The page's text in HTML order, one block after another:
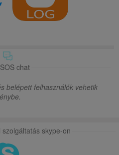
chat
belépett felhasználók vehetik
skype-on